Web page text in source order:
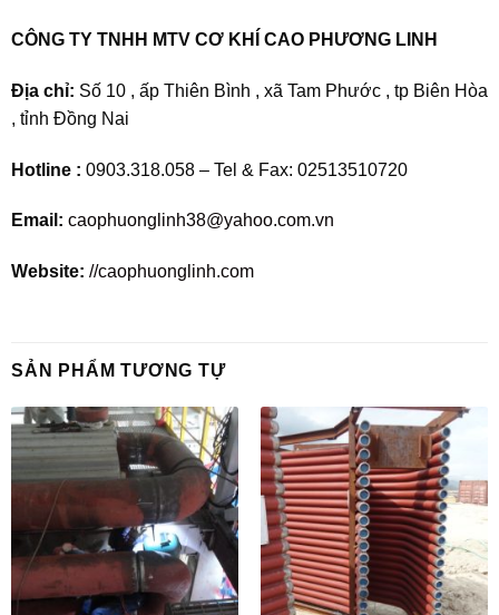
CÔNG TY TNHH MTV CƠ KHÍ CAO PHƯƠNG LINH
Địa chỉ: Số 10 , ấp Thiên Bình , xã Tam Phước , tp Biên Hòa
, tỉnh Đồng Nai
Hotline : 0903.318.058 – Tel & Fax: 02513510720
Email: caophuonglinh38@yahoo.com.vn
Website: //caophuonglinh.com
SẢN PHẨM TƯƠNG TỰ